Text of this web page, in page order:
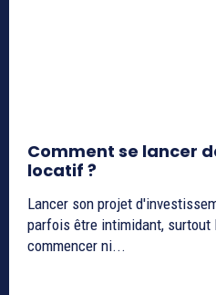
Comment se lancer
locatif ?
Lancer son projet
parfois être intimidant, surtout
commencer ni...